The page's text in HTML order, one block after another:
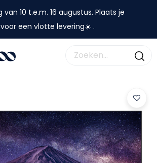
10 t.e.m. 16 augustus. Plaats je
een vlotte levering☀️ .